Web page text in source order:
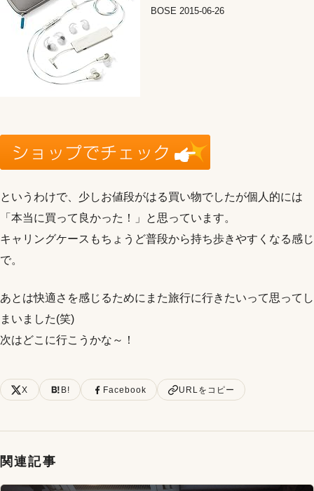
BOSE 2015-06-26
というわけで、少しお値段がはる買い物でしたが個人的には
「本当に買って良かった！」と思っています。
キャリングケースもちょうど普段から持ち歩きやすくなる感じ
で。
あとは快適さを感じるためにまた旅行に行きたいって思ってし
まいました(笑)
次はどこに行こうかな～！
X B! Facebook URLをコピー
関連記事